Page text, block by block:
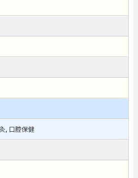
, 口腔保健